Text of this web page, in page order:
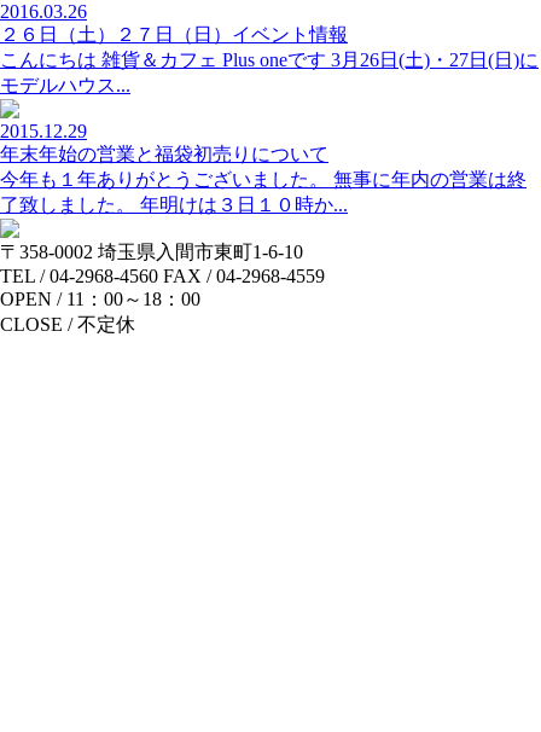
2016.03.26
２６日（土）２７日（日）イベント情報
こんにちは 雑貨＆カフェ Plus oneです 3月26日(土)・27日(日)に
モデルハウス...
2015.12.29
年末年始の営業と福袋初売りについて
今年も１年ありがとうございました。 無事に年内の営業は終
了致しました。 年明けは３日１０時か...
〒358-0002 埼玉県入間市東町1-6-10
TEL / 04-2968-4560 FAX / 04-2968-4559
OPEN / 11：00～18：00
CLOSE / 不定休